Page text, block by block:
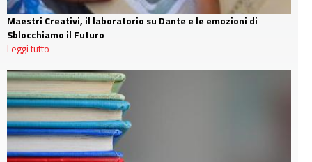
Maestri Creativi, il laboratorio su Dante e le emozioni di
Sblocchiamo il Futuro
Leggi tutto